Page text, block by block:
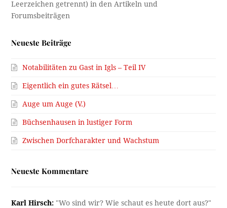
Neueste Beiträge
Notabilitäten zu Gast in Igls – Teil IV
Eigentlich ein gutes Rätsel…
Auge um Auge (V.)
Büchsenhausen in lustiger Form
Zwischen Dorfcharakter und Wachstum
Neueste Kommentare
Karl Hirsch: "Wo sind wir? Wie schaut es heute dort aus?"